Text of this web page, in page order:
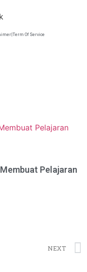
Term Of Service
Pelajaran
NEXT